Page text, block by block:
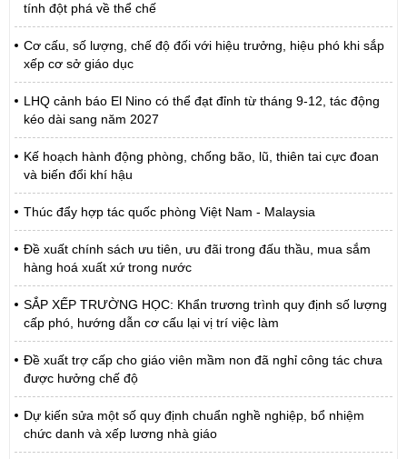
tính đột phá về thể chế
Cơ cấu, số lượng, chế độ đối với hiệu trưởng, hiệu phó khi sắp
xếp cơ sở giáo dục
LHQ cảnh báo El Nino có thể đạt đỉnh từ tháng 9-12, tác động
kéo dài sang năm 2027
Kế hoạch hành động phòng, chống bão, lũ, thiên tai cực đoan
và biến đổi khí hậu
Thúc đẩy hợp tác quốc phòng Việt Nam - Malaysia
Đề xuất chính sách ưu tiên, ưu đãi trong đấu thầu, mua sắm
hàng hoá xuất xứ trong nước
SẮP XẾP TRƯỜNG HỌC: Khẩn trương trình quy định số lượng
cấp phó, hướng dẫn cơ cấu lại vị trí việc làm
Đề xuất trợ cấp cho giáo viên mầm non đã nghỉ công tác chưa
được hưởng chế độ
Dự kiến sửa một số quy định chuẩn nghề nghiệp, bổ nhiệm
chức danh và xếp lương nhà giáo